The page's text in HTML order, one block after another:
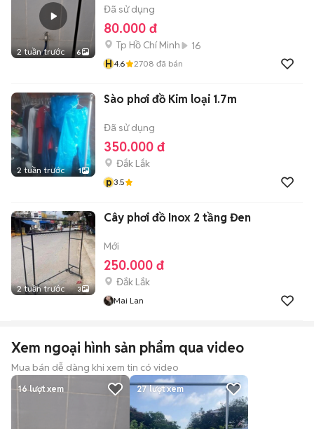
2 tuần trước 6
Đã sử dụng
80.000 đ
Tp Hồ Chí Minh
16
H4.6 2708 đã bán
2 tuần trước 1
Sào phơi đồ Kim loại 1.7m
Đã sử dụng
350.000 đ
Đắk Lắk
p3.5
2 tuần trước 3
Cây phơi đồ Inox 2 tầng Đen
Mới
250.000 đ
Đắk Lắk
Mai Lan
Xem ngoại hình sản phẩm qua video
Mua bán dễ dàng khi xem tin có video
16lượt xem 27lượt xem